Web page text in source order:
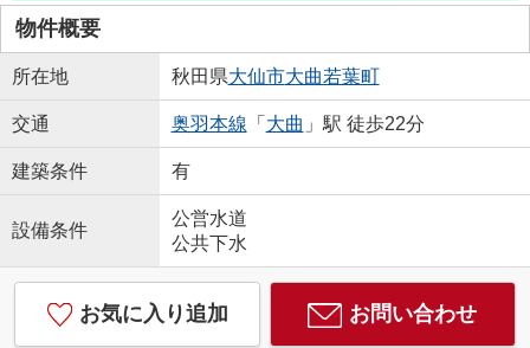
物件概要
所在地 秋田県大仙市大曲若葉町
交通 奥羽本線 「 大曲 」駅 徒歩22分
建築条件 有
設備条件
公営水道
公共下水
お気に入り追加 お問い合わせ